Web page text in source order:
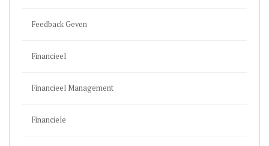
Feedback Geven
Financieel
Financieel Management
Financiele